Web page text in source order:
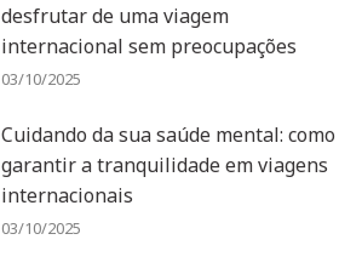
desfrutar de uma viagem
internacional sem preocupações
03/10/2025
Cuidando da sua saúde mental: como
garantir a tranquilidade em viagens
internacionais
03/10/2025